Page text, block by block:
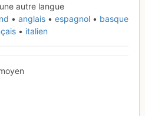
autre langue
anglais espagnol
basque
italien